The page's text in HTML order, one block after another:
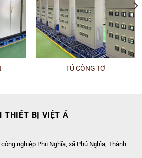
TỦ CÔNG TƠ
THIẾT BỊ VIỆT Á
công nghiệp Phú Nghĩa, xã Phú Nghĩa, Thành